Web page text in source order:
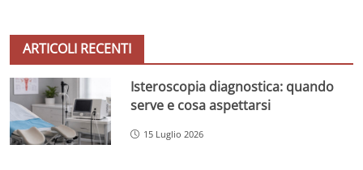
ARTICOLI RECENTI
Isteroscopia diagnostica: quando
serve e cosa aspettarsi
15 Luglio 2026